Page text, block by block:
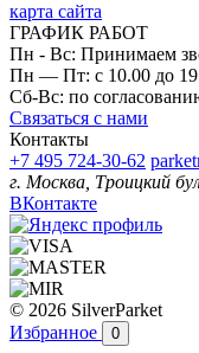
карта сайта
ГРАФИК РАБОТ
Пн - Вс: Принимаем
Пн — Пт: с 10.00 до
Сб-Вс: по
Связаться с нами
Контакты
+7 495 724-30-62
г. Москва, Троицкий
ВКонтакте
© 2026 SilverParket
Избранное
0